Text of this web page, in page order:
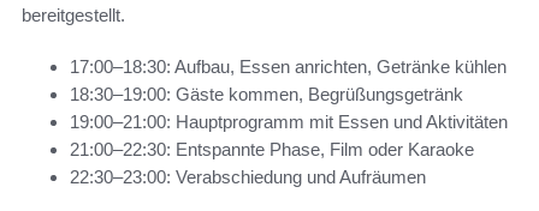
bereitgestellt.
17:00–18:30: Aufbau, Essen anrichten, Getränke kühlen
18:30–19:00: Gäste kommen, Begrüßungsgetränk
19:00–21:00: Hauptprogramm mit Essen und Aktivitäten
21:00–22:30: Entspannte Phase, Film oder Karaoke
22:30–23:00: Verabschiedung und Aufräumen